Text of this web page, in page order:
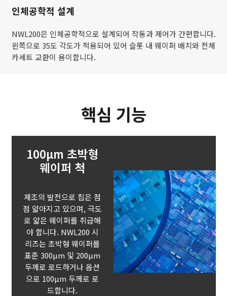
인체공학적 설계
NWL200은 인체공학적으로 설계되어 작동과 제어가 간편합니다.
왼쪽으로 35도 각도가 적용되어 있어 슬롯 내 웨이퍼 배치와 전체
카세트 교환이 용이합니다.
핵심 기능
100µm 초박형
웨이퍼 척
제조의 발전으로 칩은 점
점 얇아지고 있으며, 극도
로 얇은 웨이퍼를 취급해
야 합니다. NWL200 시
리즈는 초박형 웨이퍼를
표준 300µm 및 200µm
두께로 로드하거나 옵션
으로 100µm 두께로 로
드합니다.